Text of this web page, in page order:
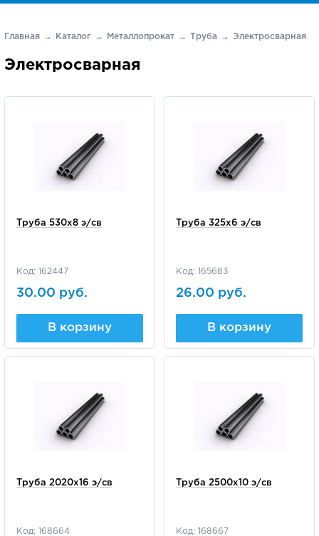
Главная Каталог Металлопрокат Труба Электросварная
Электросварная
Труба 530х8 э/св
Код: 162447
30.00 руб.
В корзину
Труба 325х6 э/св
Код: 165683
26.00 руб.
В корзину
Труба 2020х16 э/св
Код: 168664
Труба 2500х10 э/св
Код: 168667